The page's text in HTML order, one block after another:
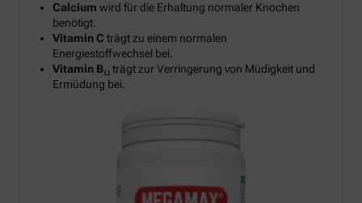
Calcium wird für die Erhaltung normaler Knochen
benötigt.
Vitamin C trägt zu einem normalen
Energiestoffwechsel bei.
Vitamin B₁₂trägt zur Verringerung von Müdigkeit und
Ermüdung bei.